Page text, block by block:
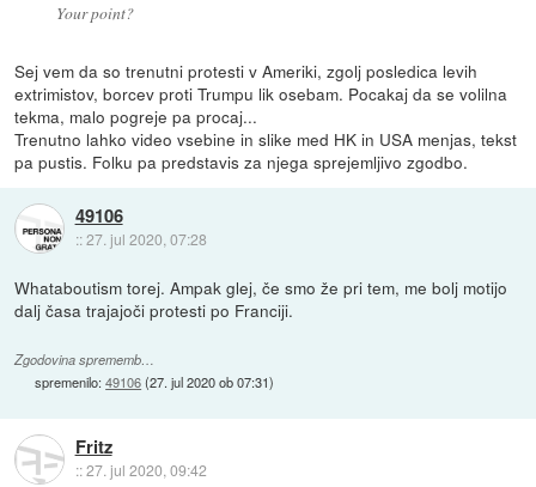
Your point?
Sej vem da so trenutni protesti v Ameriki, zgolj posledica levih
extrimistov, borcev proti Trumpu lik osebam. Pocakaj da se volilna
tekma, malo pogreje pa procaj...
Trenutno lahko video vsebine in slike med HK in USA menjas, tekst
pa pustis. Folku pa predstavis za njega sprejemljivo zgodbo.
49106
::27. jul 2020, 07:28
Whataboutism torej. Ampak glej, če smo že pri tem, me bolj motijo
dalj časa trajajoči protesti po Franciji.
Zgodovina sprememb…
spremenilo:49106(27. jul 2020 ob 07:31)
Fritz
::27. jul 2020, 09:42